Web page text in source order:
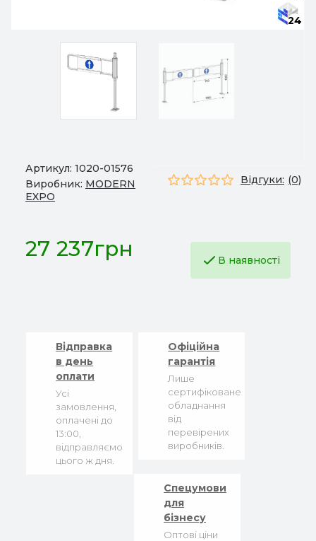
24
Артикул: 1020-01576
Виробник: MODERN
EXPO
Відгуки: (0)
27 237грн В наявності
Відправка
в день
оплати
Усі
замовлення,
оплачені до
13:00,
відправляємо
цього ж дня.
Офіційна
гарантія
Лише
сертифіковане
обладнання
від
перевірених
виробників.
Спецумови
для
бізнесу
Оптові ціни